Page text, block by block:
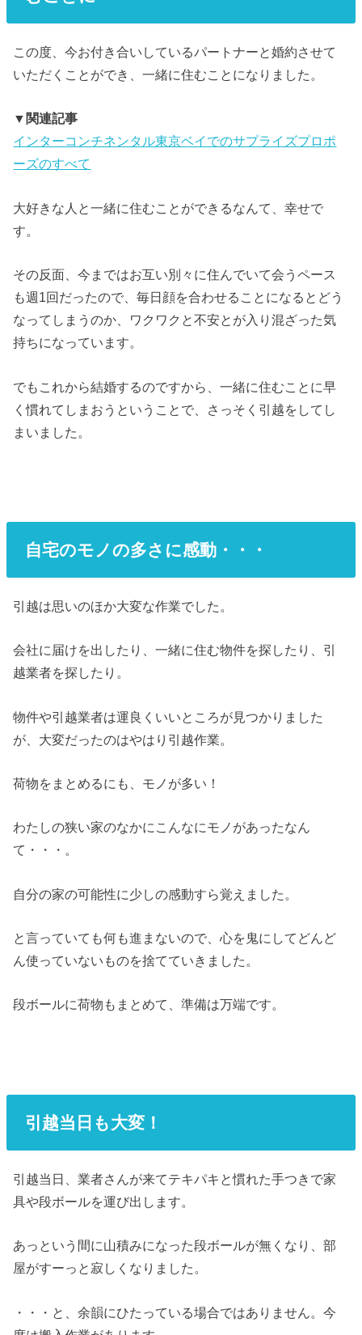
この度、今お付き合いしているパートナーと婚約させて
いただくことができ、一緒に住むことになりました。
▼関連記事
インターコンチネンタル東京ベイでのサプライズプロポ
ーズのすべて
大好きな人と一緒に住むことができるなんて、幸せで
す。
その反面、今まではお互い別々に住んでいて会うペース
も週1回だったので、毎日顔を合わせることになるとどう
なってしまうのか、ワクワクと不安とが入り混ざった気
持ちになっています。
でもこれから結婚するのですから、一緒に住むことに早
く慣れてしまおうということで、さっそく引越をしてし
まいました。
自宅のモノの多さに感動・・・
引越は思いのほか大変な作業でした。
会社に届けを出したり、一緒に住む物件を探したり、引
越業者を探したり。
物件や引越業者は運良くいいところが見つかりました
が、大変だったのはやはり引越作業。
荷物をまとめるにも、モノが多い！
わたしの狭い家のなかにこんなにモノがあったなん
て・・・。
自分の家の可能性に少しの感動すら覚えました。
と言っていても何も進まないので、心を鬼にしてどんど
ん使っていないものを捨てていきました。
段ボールに荷物もまとめて、準備は万端です。
引越当日も大変！
引越当日、業者さんが来てテキパキと慣れた手つきで家
具や段ボールを運び出します。
あっという間に山積みになった段ボールが無くなり、部
屋がすーっと寂しくなりました。
・・・と、余韻にひたっている場合ではありません。今